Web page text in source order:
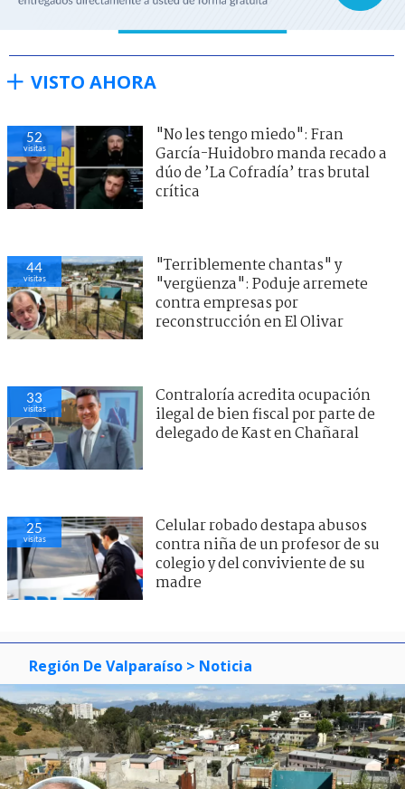
VISTO AHORA
52
visitas
"No les tengo miedo": Fran
García-Huidobro manda recado a
dúo de ’La Cofradía’ tras brutal
crítica
44
visitas
"Terriblemente chantas" y
"vergüenza": Poduje arremete
contra empresas por
reconstrucción en El Olivar
33
visitas
Contraloría acredita ocupación
ilegal de bien fiscal por parte de
delegado de Kast en Chañaral
25
visitas
Celular robado destapa abusos
contra niña de un profesor de su
colegio y del conviviente de su
madre
Región De Valparaíso > Noticia